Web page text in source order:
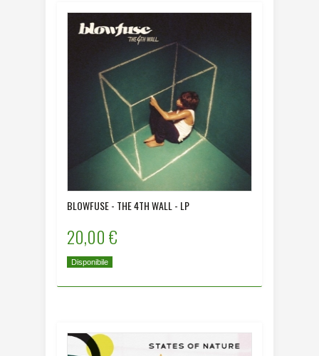
BLOWFUSE - THE 4TH WALL - LP
20,00 €
Disponibile